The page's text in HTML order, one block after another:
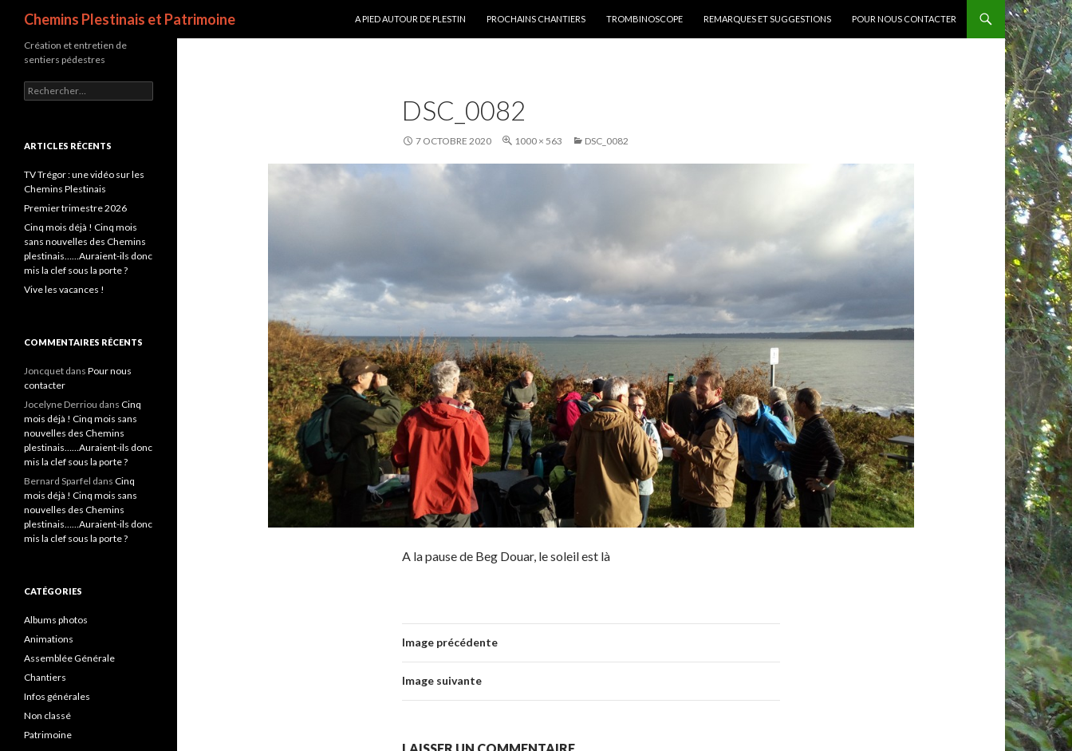
Chemins Plestinais et Patrimoine
A PIED AUTOUR DE PLESTIN
PROCHAINS CHANTIERS TROMBINOSCOPE REMARQUES ET SUGGESTIONS POUR NOUS CONTACTER
DSC_0082
7 OCTOBRE 2020 1000 × 563 DSC_0082
A la pause de Beg Douar, le soleil est là
Image précédente
Image suivante
Création et entretien de
sentiers pédestres
Rechercher :
ARTICLES RÉCENTS
TV Trégor : une vidéo sur les
Chemins Plestinais
Premier trimestre 2026
Cinq mois déjà ! Cinq mois
sans nouvelles des Chemins
plestinais……Auraient-ils donc
mis la clef sous la porte ?
Vive les vacances !
COMMENTAIRES RÉCENTS
Joncquet dans Pour nous
contacter
Jocelyne Derriou dans Cinq
mois déjà ! Cinq mois sans
nouvelles des Chemins
plestinais……Auraient-ils donc
mis la clef sous la porte ?
Bernard Sparfel dans Cinq
mois déjà ! Cinq mois sans
nouvelles des Chemins
plestinais……Auraient-ils donc
mis la clef sous la porte ?
CATÉGORIES
Albums photos
Animations
Assemblée Générale
Chantiers
Infos générales
Non classé
Patrimoine